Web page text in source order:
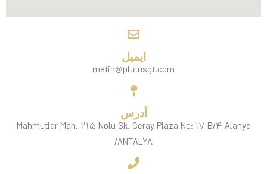
ایمیل
matin@plutusgt.com
آدرس
Mahmutlar Mah. ۲۱۵ Nolu Sk. Ceray Plaza No: ۱۷ B/۴ Alanya
/ANTALYA